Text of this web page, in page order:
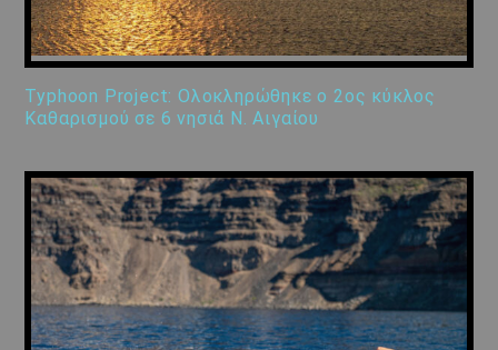
Typhoon Project: Ολοκληρώθηκε ο 2ος κύκλος
Καθαρισμού σε 6 νησιά Ν. Αιγαίου